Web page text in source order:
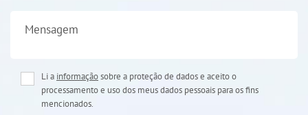
Mensagem
Li a informaçãosobre a proteção de dados e aceito o
processamento e uso dos meus dados pessoais para os fins
mencionados.